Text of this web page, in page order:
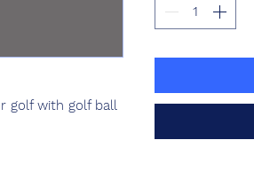
golf with golf ball